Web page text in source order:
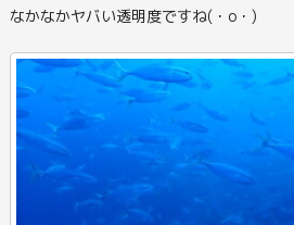
なかなかヤバい透明度ですね(・o・)